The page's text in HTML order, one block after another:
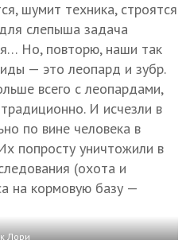
шумит техника, строятся
слепыша задача
Но, повторю, наши так
— это леопард и зубр.
всего с леопардами,
И исчезли в
по вине человека в
попросту уничтожили в
(охота и
на кормовую базу —
Лори